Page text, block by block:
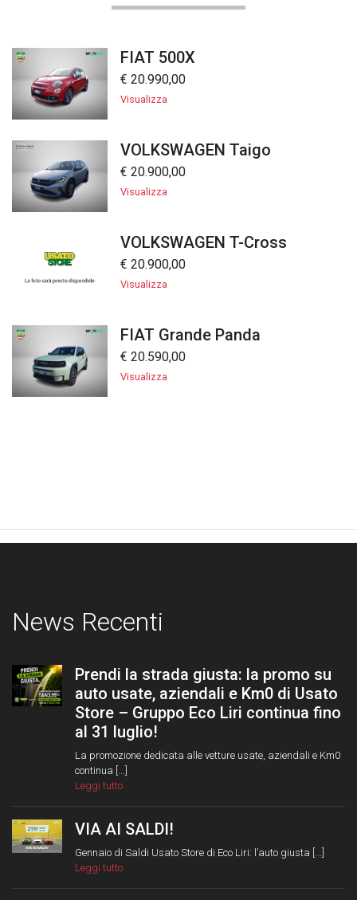
FIAT 500X
€ 20.990,00
Visualizza
VOLKSWAGEN Taigo
€ 20.900,00
Visualizza
VOLKSWAGEN T-Cross
€ 20.900,00
Visualizza
FIAT Grande Panda
€ 20.590,00
Visualizza
News Recenti
Prendi la strada giusta: la promo su
auto usate, aziendali e Km0 di Usato
Store – Gruppo Eco Liri continua fino
al 31 luglio!
La promozione dedicata alle vetture usate, aziendali e Km0
continua [...]
Leggi tutto
VIA AI SALDI!
Gennaio di Saldi Usato Store di Eco Liri: l’auto giusta [...]
Leggi tutto